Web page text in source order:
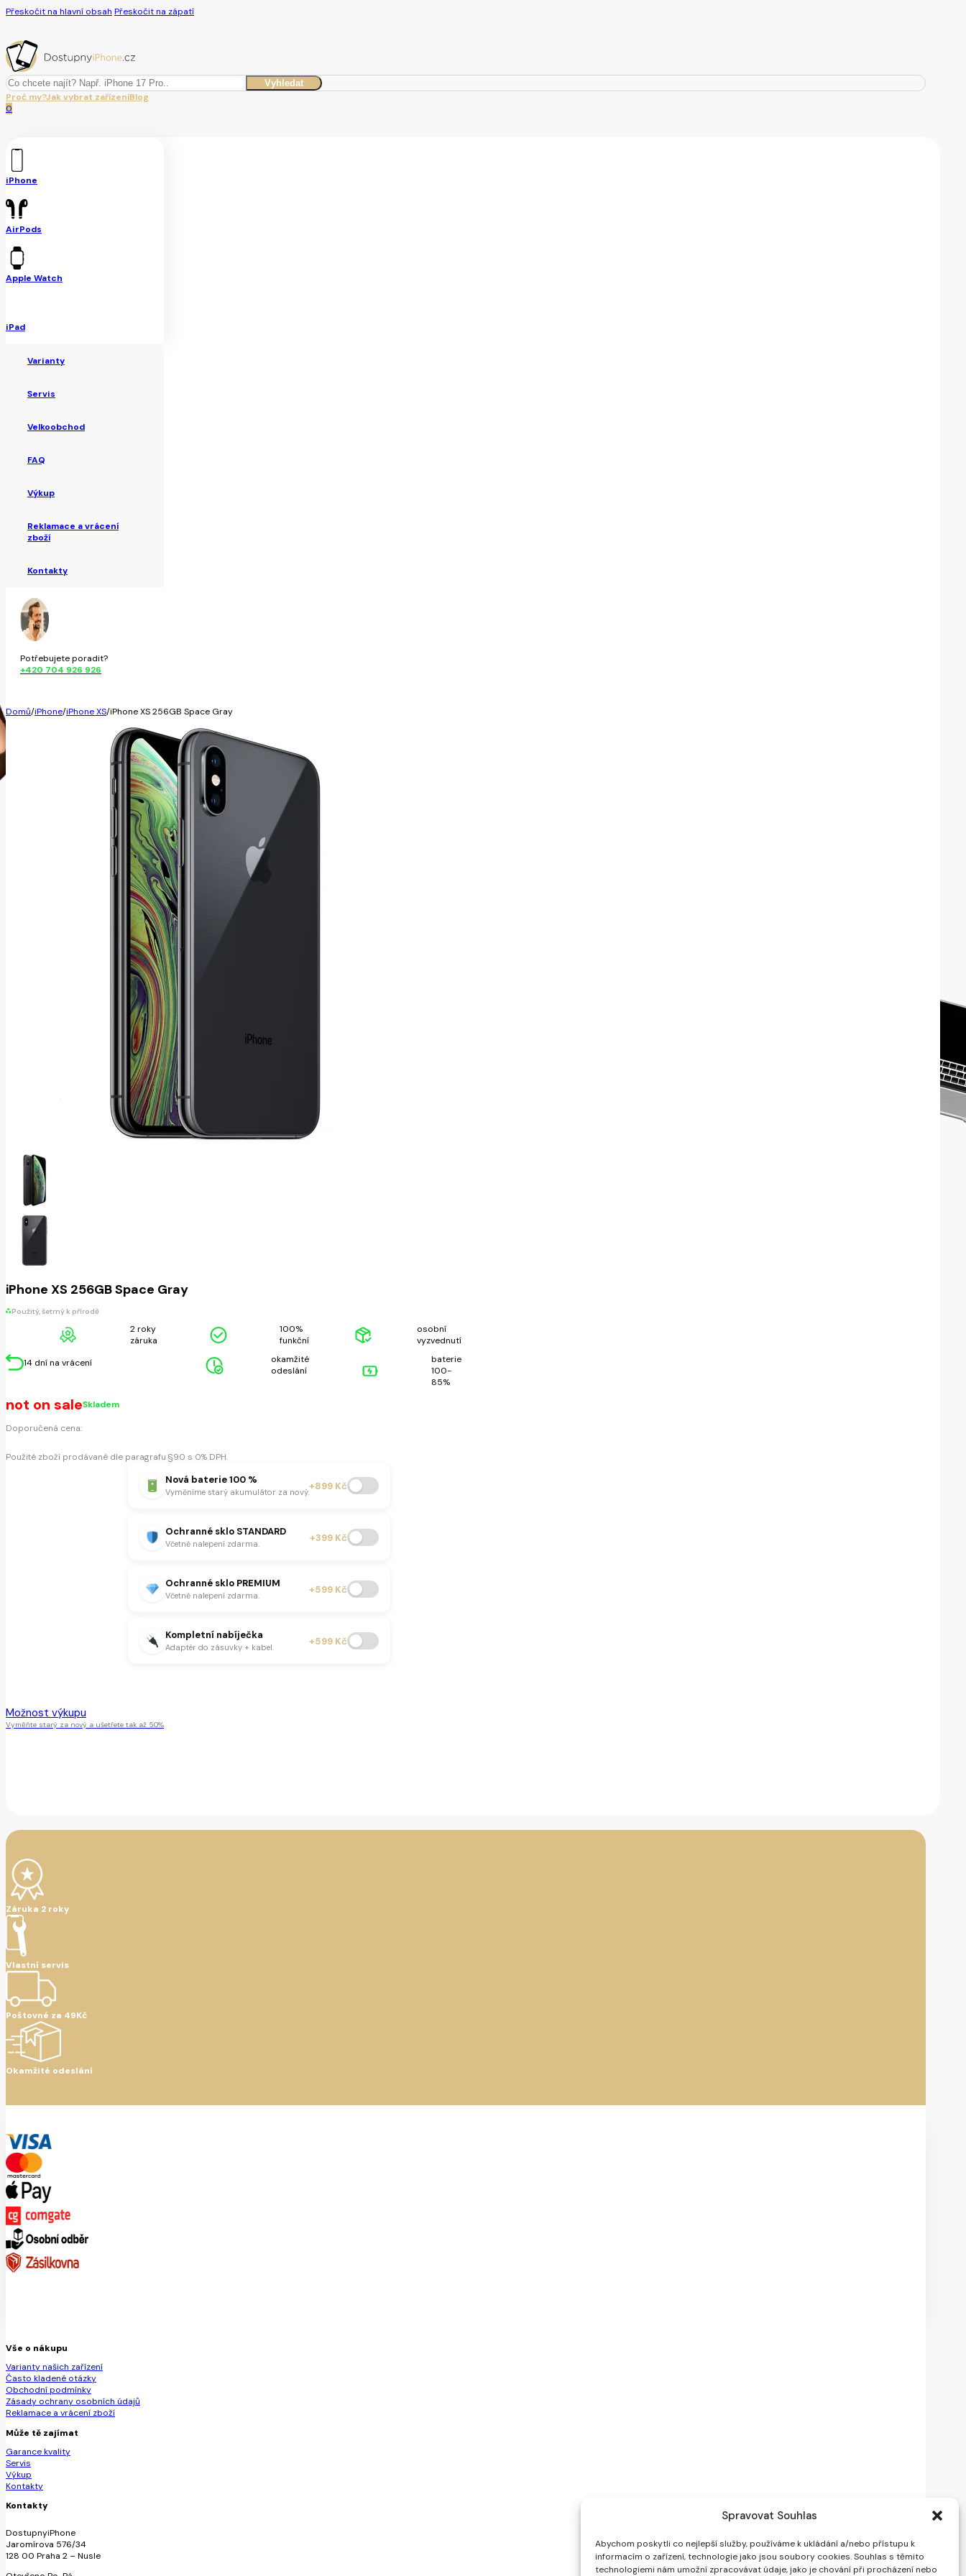
Spravovat Souhlas
Abychom poskytli co nejlepší služby, používáme k ukládání a/nebo přístupu k
informacím o zařízení, technologie jako jsou soubory cookies. Souhlas s těmito
technologiemi nám umožní zpracovávat údaje, jako je chování při procházení nebo
Přeskočit na hlavní obsah Přeskočit na zápatí
Hledat Vyhledat
Proč my?Jak vybrat zařízeníBlog
0
iPhone
AirPods
Apple Watch
iPad
Varianty
Servis
Velkoobchod
FAQ
Výkup
Reklamace a vrácení
zboží
Kontakty
Potřebujete poradit?
+420 704 926 926
Domů/iPhone/iPhone XS/iPhone XS 256GB Space Gray
iPhone XS 256GB Space Gray
Použitý, šetrný k přírodě
2 roky
záruka
100%
funkční
osobní
vyzvednutí
14 dní na vrácení
okamžité
odeslání
baterie
100-
85%
not on saleSkladem
Doporučená cena:
Použité zboží prodávané dle paragrafu §90 s 0% DPH.
Nová baterie 100 %
Vyměníme starý akumulátor za nový.+899 Kč
Ochranné sklo STANDARD
Včetně nalepení zdarma. +399 Kč
Ochranné sklo PREMIUM
Včetně nalepení zdarma. +599 Kč
Kompletní nabíječka
Adaptér do zásuvky + kabel. +599 Kč
Možnost výkupu
Vyměňte starý za nový a ušetřete tak až 50%
Záruka 2 roky
Vlastní servis
Poštovné za 49Kč
Okamžité odeslání
Vše o nákupu
Varianty našich zařízení
Často kladené otázky
Obchodní podmínky
Zásady ochrany osobních údajů
Reklamace a vrácení zboží
Může tě zajímat
Garance kvality
Servis
Výkup
Kontakty
Kontakty
DostupnyiPhone
Jaromírova 576/34
128 00 Praha 2 – Nusle